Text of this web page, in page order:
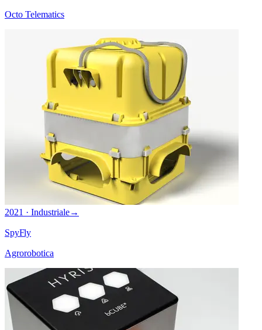
Octo Telematics
2021 · Industriale→
SpyFly
Agrorobotica